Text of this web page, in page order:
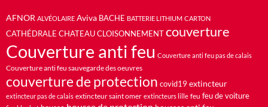
AFNOR ALVÉOLAIRE Aviva BACHE BATTERIE LITHIUM CARTON
CATHÉDRALE CHATEAU CLOISONNEMENT couverture
Couverture anti feu Couverture anti feu pas de calais
Couverture anti feu sauvegarde des oeuvres
couverture de protection covid19 extincteur
extincteur pas de calais extincteur saint omer extincteurs lille feu feu de voiture